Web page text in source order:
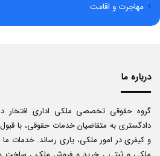
مهاجرت و اقامت
درباره ما
گروه حقوقی تخصصی ملکی اداری افتخار
دادگستری به متقاضیان خدمات حقوقی، با
و کیفری در امور ملکی، یاری رساند. خدمات ما